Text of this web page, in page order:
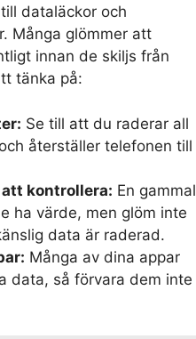
dataläckor och
Många glömmer att
innan de skiljs från
tänka på:
Se till att du raderar all
återställer telefonen till
kontrollera: En gammal
ha värde, men glöm inte
data är raderad.
Många av dina appar
data, så förvara dem inte